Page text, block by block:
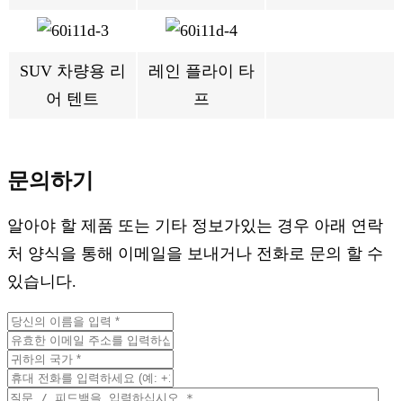
SUV 차량용 리
어 텐트
레인 플라이 타
프
문의하기
알아야 할 제품 또는 기타 정보가있는 경우 아래 연락
처 양식을 통해 이메일을 보내거나 전화로 문의 할 수
있습니다.